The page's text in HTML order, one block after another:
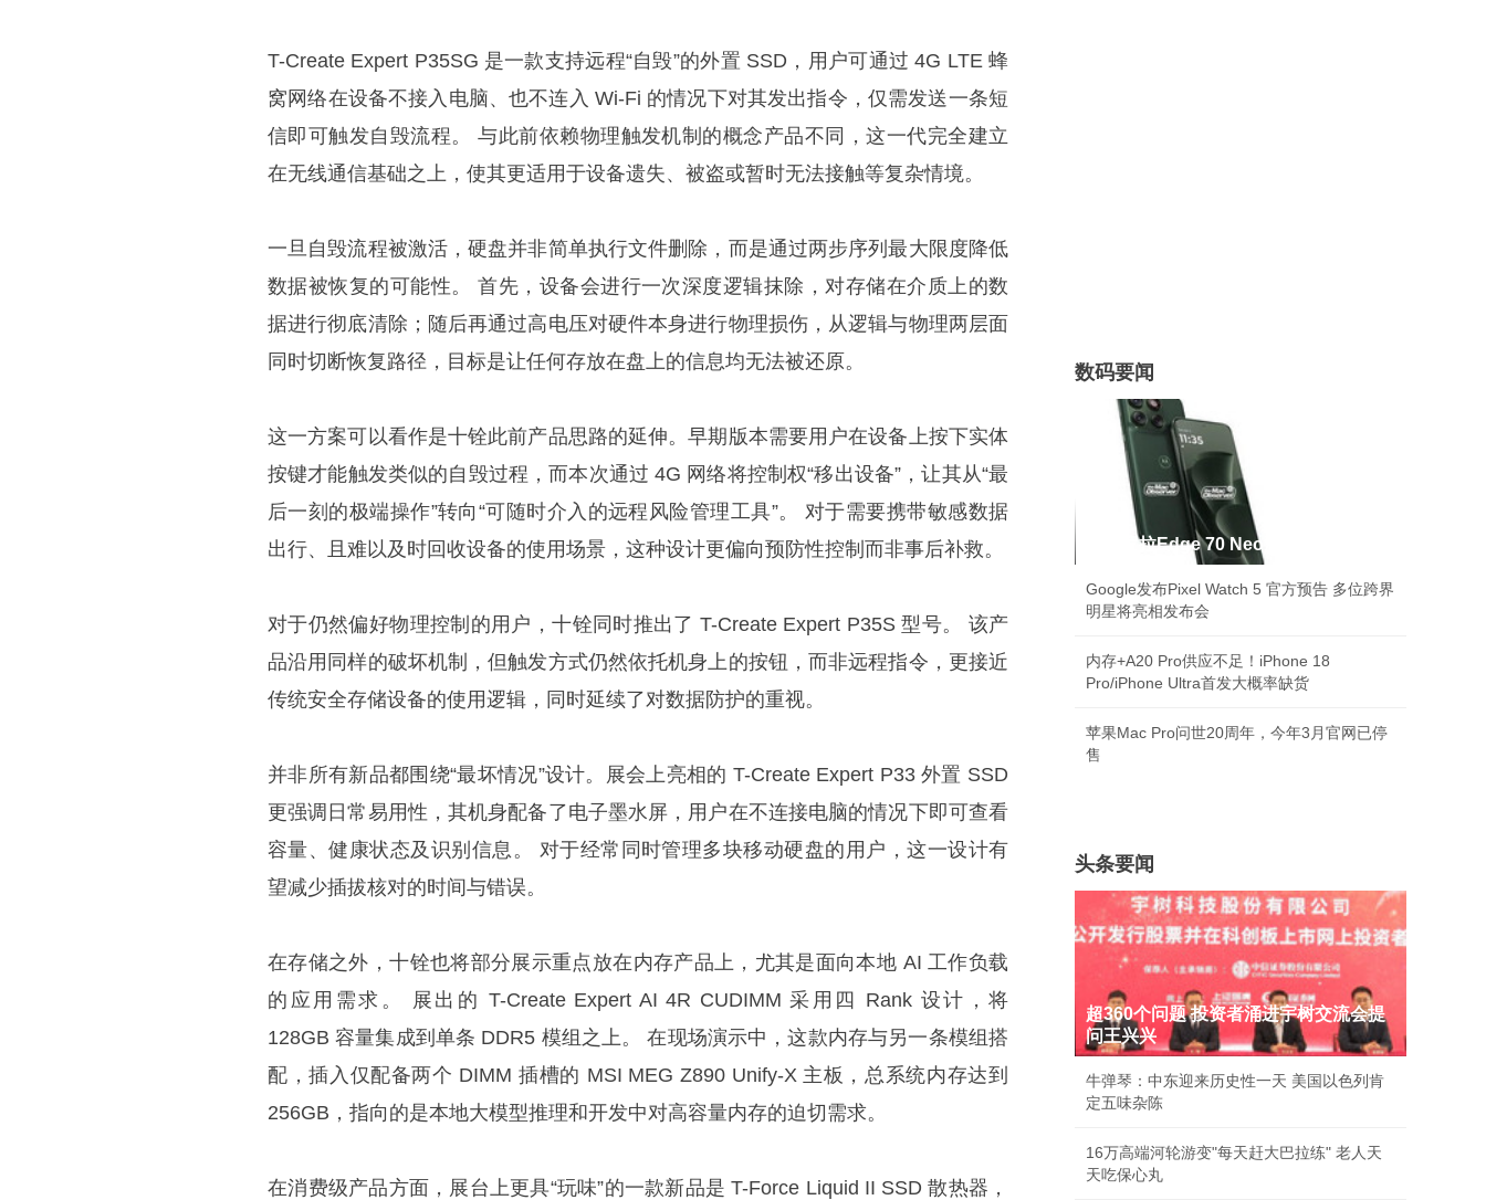
T-Create Expert P35SG 是一款支持远程“自毁”的外置 SSD，用户可通过 4G LTE 蜂
窝网络在设备不接入电脑、也不连入 Wi-Fi 的情况下对其发出指令，仅需发送一条短
信即可触发自毁流程。 与此前依赖物理触发机制的概念产品不同，这一代完全建立
在无线通信基础之上，使其更适用于设备遗失、被盗或暂时无法接触等复杂情境。
一旦自毁流程被激活，硬盘并非简单执行文件删除，而是通过两步序列最大限度降低
数据被恢复的可能性。 首先，设备会进行一次深度逻辑抹除，对存储在介质上的数
据进行彻底清除；随后再通过高电压对硬件本身进行物理损伤，从逻辑与物理两层面
同时切断恢复路径，目标是让任何存放在盘上的信息均无法被还原。
这一方案可以看作是十铨此前产品思路的延伸。早期版本需要用户在设备上按下实体
按键才能触发类似的自毁过程，而本次通过 4G 网络将控制权“移出设备”，让其从“最
后一刻的极端操作”转向“可随时介入的远程风险管理工具”。 对于需要携带敏感数据
出行、且难以及时回收设备的使用场景，这种设计更偏向预防性控制而非事后补救。
对于仍然偏好物理控制的用户，十铨同时推出了 T-Create Expert P35S 型号。 该产
品沿用同样的破坏机制，但触发方式仍然依托机身上的按钮，而非远程指令，更接近
传统安全存储设备的使用逻辑，同时延续了对数据防护的重视。
并非所有新品都围绕“最坏情况”设计。展会上亮相的 T-Create Expert P33 外置 SSD
更强调日常易用性，其机身配备了电子墨水屏，用户在不连接电脑的情况下即可查看
容量、健康状态及识别信息。 对于经常同时管理多块移动硬盘的用户，这一设计有
望减少插拔核对的时间与错误。
在存储之外，十铨也将部分展示重点放在内存产品上，尤其是面向本地 AI 工作负载
的应用需求。 展出的 T-Create Expert AI 4R CUDIMM 采用四 Rank 设计，将
128GB 容量集成到单条 DDR5 模组之上。 在现场演示中，这款内存与另一条模组搭
配，插入仅配备两个 DIMM 插槽的 MSI MEG Z890 Unify-X 主板，总系统内存达到
256GB，指向的是本地大模型推理和开发中对高容量内存的迫切需求。
在消费级产品方面，展台上更具“玩味”的一款新品是 T-Force Liquid II SSD 散热器，
数码要闻
摩托罗拉Edge 70 Neo渲染图首曝
Google发布Pixel Watch 5 官方预告 多位跨界
明星将亮相发布会
内存+A20 Pro供应不足！iPhone 18
Pro/iPhone Ultra首发大概率缺货
苹果Mac Pro问世20周年，今年3月官网已停
售
头条要闻
超360个问题 投资者涌进宇树交流会提
问王兴兴
牛弹琴：中东迎来历史性一天 美国以色列肯
定五味杂陈
16万高端河轮游变"每天赶大巴拉练" 老人天
天吃保心丸